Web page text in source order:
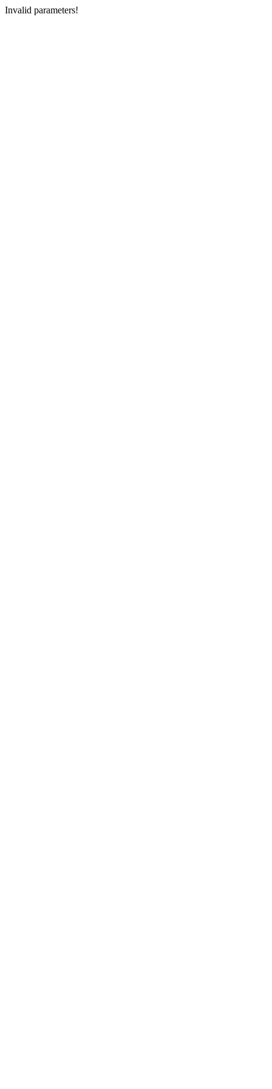
Invalid parameters!